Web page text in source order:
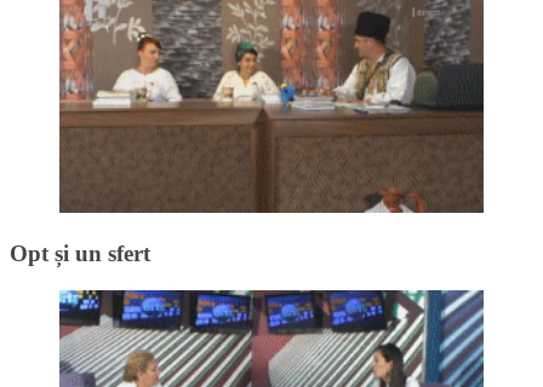
Opt și un sfert